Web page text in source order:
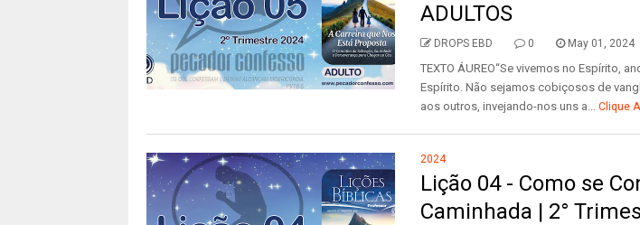
ADULTOS
DROPS EBD 0 May 01, 2024
TEXTO ÁUREO“Se vivemos no Espírito,
Espírito. Não sejamos cobiçosos de
aos outros, invejando-nos uns a... Clique
2024
Lição 04 - Como se
Caminhada | 2°